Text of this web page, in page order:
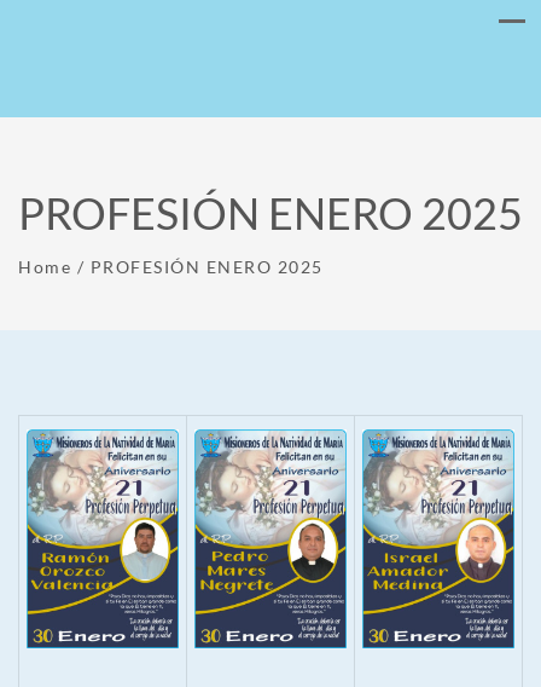
PROFESIÓN ENERO 2025
Home / PROFESIÓN ENERO 2025